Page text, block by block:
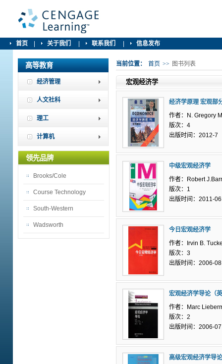
首页 关于我们 联系我们 信息发布
高等教育
经济管理
人文社科
理工
计算机
领先品牌
Brooks/Cole
Course Technology
South-Western
Wadsworth
当前位置： 首页 >> 图书列表
宏观经济学
经济学原理 宏观部
作者：N. Gregory
版次：4
出版时间：2012-7
中级宏观经济学
作者：Robert
版次：1
出版时间：2011-06
今日宏观经济学
作者：Irvin B.
版次：3
出版时间：2006-08
宏观经济学导论（
作者：Marc
版次：2
出版时间：2006-07
高级宏观经济学导论